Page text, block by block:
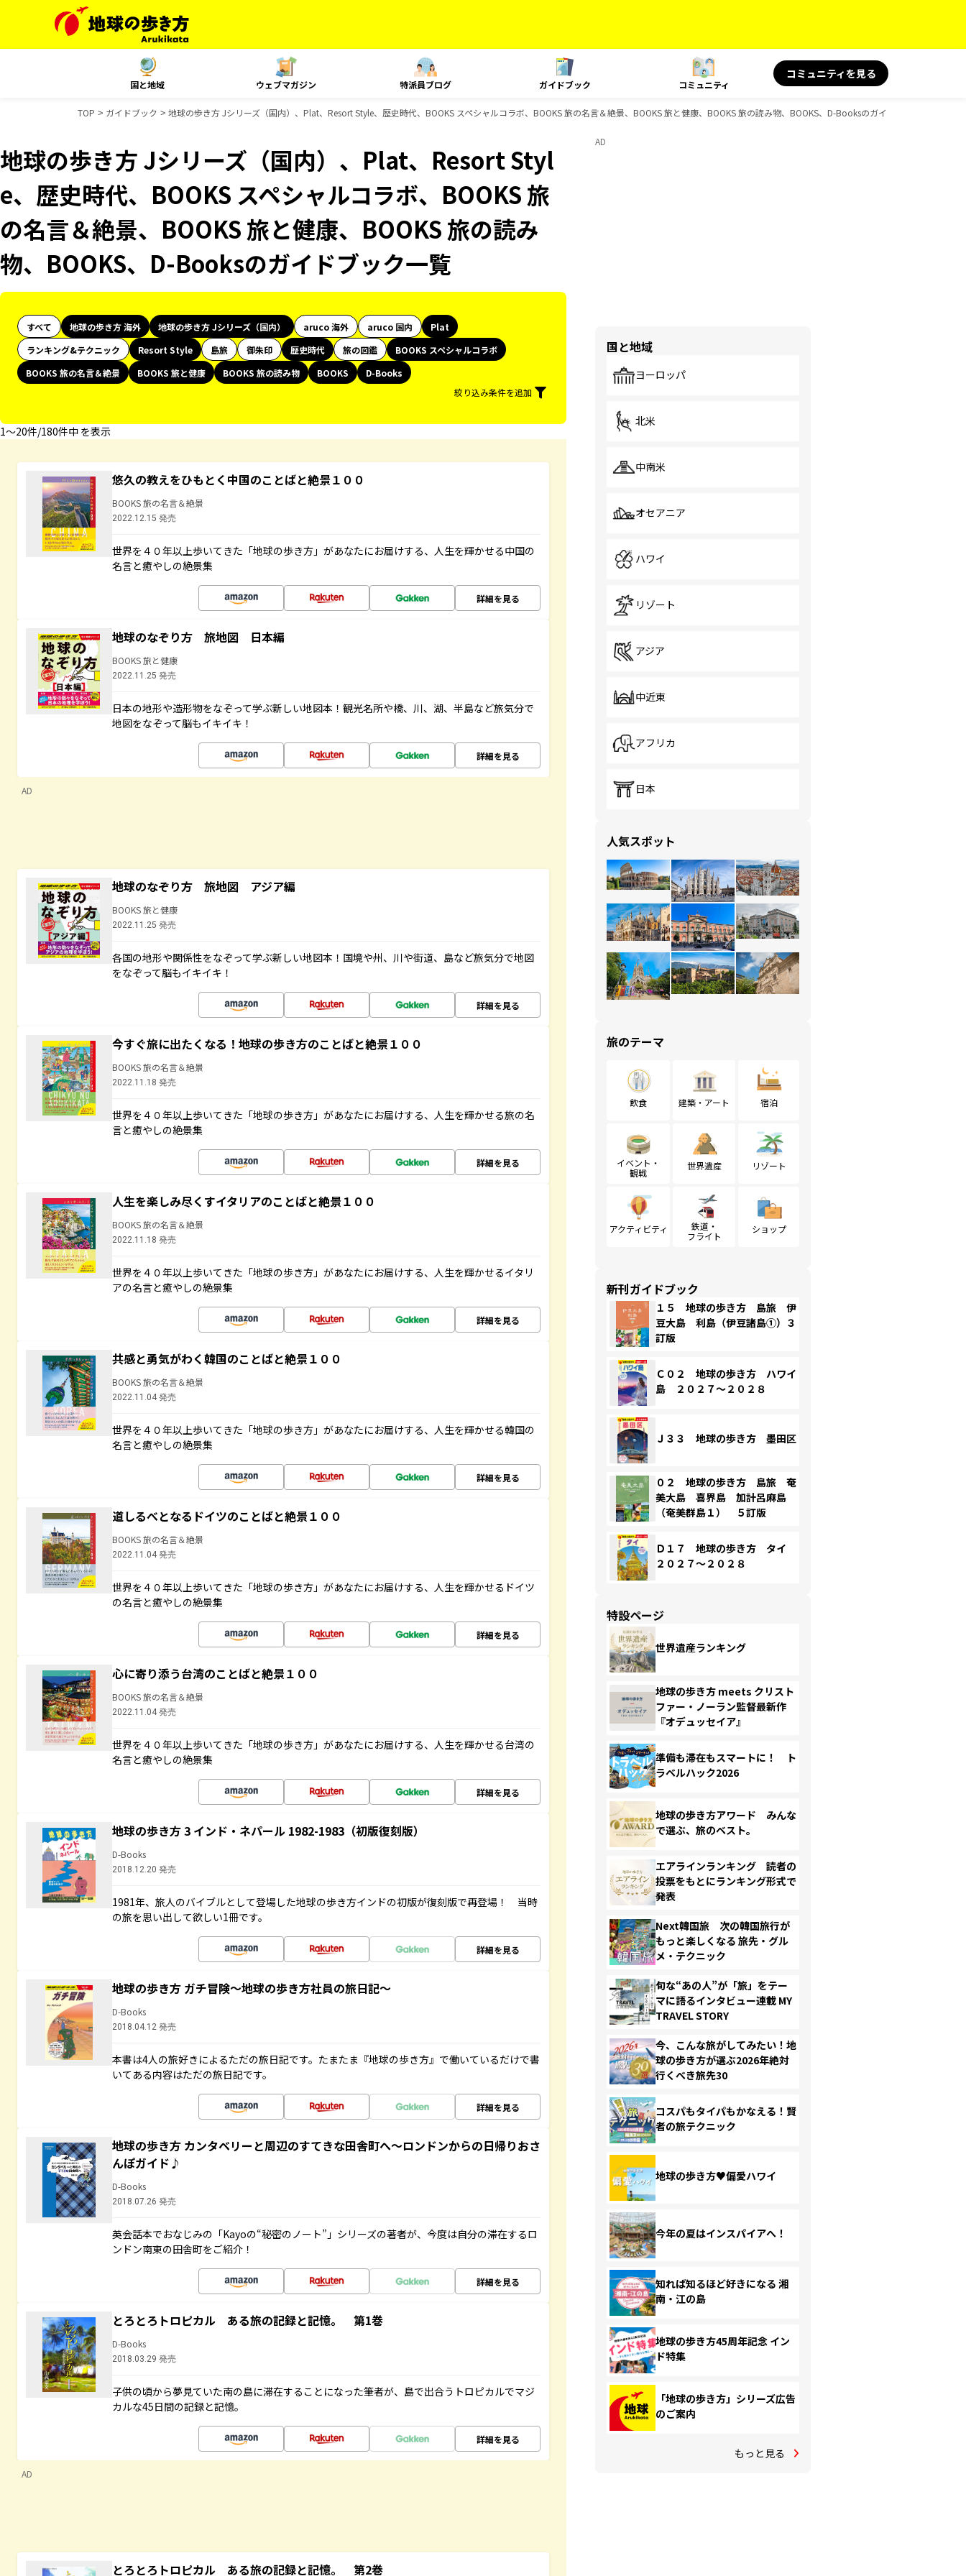
国と地域 ウェブマガジン 特派員ブログ ガイドブック コミュニティ
コミュニティを見る
TOP ガイドブック 地球の歩き方 Jシリーズ（国内）、Plat、Resort Style、歴史時代、BOOKS スペシャルコラボ、BOOKS 旅の名言＆絶景、BOOKS 旅と健康、BOOKS 旅の読み物、BOOKS、D-Booksのガイドブック一覧
地球の歩き方 Jシリーズ（国内）、Plat、Resort Styl
e、歴史時代、BOOKS スペシャルコラボ、BOOKS 旅
の名言＆絶景、BOOKS 旅と健康、BOOKS 旅の読み
物、BOOKS、D-Booksのガイドブック一覧
すべて 地球の歩き方 海外 地球の歩き方 Jシリーズ（国内） aruco 海外 aruco 国内
Plat
ランキング&テクニック
Resort Style 島旅 御朱印 歴史時代 旅の図鑑
BOOKS スペシャルコラボ
BOOKS 旅の名言＆絶景
BOOKS 旅と健康 BOOKS 旅の読み物 BOOKS
D-Books
絞り込み条件を追加
1〜20件/180件中 を表示
悠久の教えをひもとく中国のことばと絶景１００
BOOKS 旅の名言＆絶景
2022.12.15 発売
世界を４０年以上歩いてきた「地球の歩き方」があなたにお届けする、人生を輝かせる中国の
名言と癒やしの絶景集
詳細を見る
地球のなぞり方 旅地図 日本編
BOOKS 旅と健康
2022.11.25 発売
日本の地形や造形物をなぞって学ぶ新しい地図本！観光名所や橋、川、湖、半島など旅気分で
地図をなぞって脳もイキイキ！
詳細を見る
AD
地球のなぞり方 旅地図 アジア編
BOOKS 旅と健康
2022.11.25 発売
各国の地形や関係性をなぞって学ぶ新しい地図本！国境や州、川や街道、島など旅気分で地図
をなぞって脳もイキイキ！
詳細を見る
今すぐ旅に出たくなる！地球の歩き方のことばと絶景１００
BOOKS 旅の名言＆絶景
2022.11.18 発売
世界を４０年以上歩いてきた「地球の歩き方」があなたにお届けする、人生を輝かせる旅の名
言と癒やしの絶景集
詳細を見る
人生を楽しみ尽くすイタリアのことばと絶景１００
BOOKS 旅の名言＆絶景
2022.11.18 発売
世界を４０年以上歩いてきた「地球の歩き方」があなたにお届けする、人生を輝かせるイタリ
アの名言と癒やしの絶景集
詳細を見る
共感と勇気がわく韓国のことばと絶景１００
BOOKS 旅の名言＆絶景
2022.11.04 発売
世界を４０年以上歩いてきた「地球の歩き方」があなたにお届けする、人生を輝かせる韓国の
名言と癒やしの絶景集
詳細を見る
道しるべとなるドイツのことばと絶景１００
BOOKS 旅の名言＆絶景
2022.11.04 発売
世界を４０年以上歩いてきた「地球の歩き方」があなたにお届けする、人生を輝かせるドイツ
の名言と癒やしの絶景集
詳細を見る
心に寄り添う台湾のことばと絶景１００
BOOKS 旅の名言＆絶景
2022.11.04 発売
世界を４０年以上歩いてきた「地球の歩き方」があなたにお届けする、人生を輝かせる台湾の
名言と癒やしの絶景集
詳細を見る
地球の歩き方 3 インド・ネパール 1982-1983（初版復刻版）
D-Books
2018.12.20 発売
1981年、旅人のバイブルとして登場した地球の歩き方インドの初版が復刻版で再登場！ 当時
の旅を思い出して欲しい1冊です。
詳細を見る
地球の歩き方 ガチ冒険～地球の歩き方社員の旅日記～
D-Books
2018.04.12 発売
本書は4人の旅好きによるただの旅日記です。たまたま『地球の歩き方』で働いているだけで書
いてある内容はただの旅日記です。
詳細を見る
地球の歩き方 カンタベリーと周辺のすてきな田舎町へ～ロンドンからの日帰りおさ
んぽガイド♪
D-Books
2018.07.26 発売
英会話本でおなじみの「Kayoの“秘密のノート”」シリーズの著者が、今度は自分の滞在するロ
ンドン南東の田舎町をご紹介！
詳細を見る
とろとろトロピカル ある旅の記録と記憶。 第1巻
D-Books
2018.03.29 発売
子供の頃から夢見ていた南の島に滞在することになった筆者が、島で出合うトロピカルでマジ
カルな45日間の記録と記憶。
詳細を見る
AD
とろとろトロピカル ある旅の記録と記憶。 第2巻
AD
国と地域
ヨーロッパ
北米
中南米
オセアニア
ハワイ
リゾート
アジア
中近東
アフリカ
日本
人気スポット
旅のテーマ
飲食 建築・アート 宿泊
イベント・
観戦
世界遺産 リゾート
アクティビティ
鉄道・
フライト
ショップ
新刊ガイドブック
１５ 地球の歩き方 島旅 伊
豆大島 利島（伊豆諸島①）３
訂版
Ｃ０２ 地球の歩き方 ハワイ
島 ２０２７～２０２８
Ｊ３３ 地球の歩き方 墨田区
０２ 地球の歩き方 島旅 奄
美大島 喜界島 加計呂麻島
（奄美群島１） ５訂版
Ｄ１７ 地球の歩き方 タイ
２０２７～２０２８
特設ページ
世界遺産ランキング
地球の歩き方 meets クリスト
ファー・ノーラン監督最新作
『オデュッセイア』
準備も滞在もスマートに！ ト
ラベルハック2026
地球の歩き方アワード みんな
で選ぶ、旅のベスト。
エアラインランキング 読者の
投票をもとにランキング形式で
発表
Next韓国旅 次の韓国旅行が
もっと楽しくなる 旅先・グル
メ・テクニック
旬な“あの人”が「旅」をテー
マに語るインタビュー連載 MY
TRAVEL STORY
今、こんな旅がしてみたい！地
球の歩き方が選ぶ2026年絶対
行くべき旅先30
コスパもタイパもかなえる！賢
者の旅テクニック
地球の歩き方♥偏愛ハワイ
今年の夏はインスパイアへ！
知れば知るほど好きになる 湘
南・江の島
地球の歩き方45周年記念 イン
ド特集
「地球の歩き方」シリーズ広告
のご案内
もっと見る